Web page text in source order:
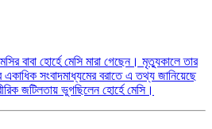
বাবা হোর্হে মেসি মারা গেছেন। মৃত্যুকালে তার
সংবাদমাধ্যমের বরাতে এ তথ্য জানিয়েছে
জটিলতায় ভুগছিলেন হোর্হে মেসি।